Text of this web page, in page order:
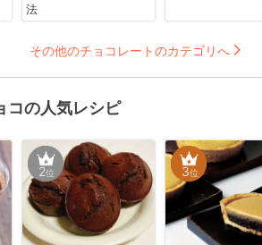
法
その他のチョコレートのカテゴリへ
コの人気レシピ
2位 3位